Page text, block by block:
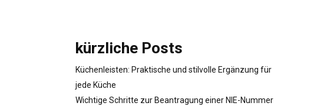
kürzliche Posts
Küchenleisten: Praktische und stilvolle Ergänzung für
jede Küche
Wichtige Schritte zur Beantragung einer NIE-Nummer